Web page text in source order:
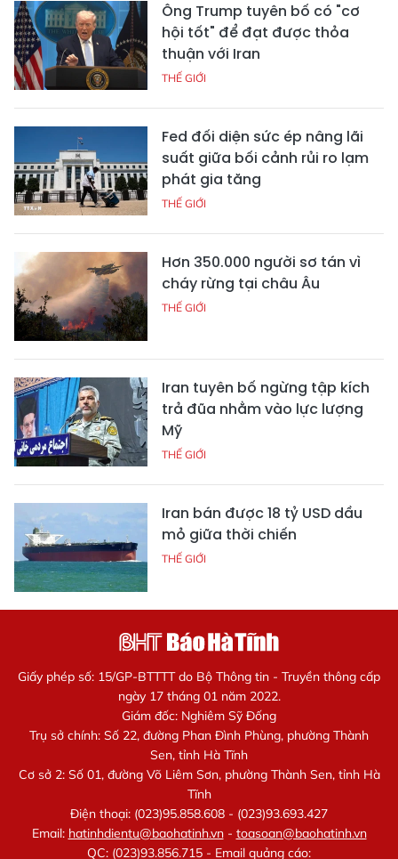
Ông Trump tuyên bố có "cơ
hội tốt" để đạt được thỏa
thuận với Iran
THẾ GIỚI
Fed đối diện sức ép nâng lãi
suất giữa bối cảnh rủi ro lạm
phát gia tăng
THẾ GIỚI
Hơn 350.000 người sơ tán vì
cháy rừng tại châu Âu
THẾ GIỚI
Iran tuyên bố ngừng tập kích
trả đũa nhằm vào lực lượng
Mỹ
THẾ GIỚI
Iran bán được 18 tỷ USD dầu
mỏ giữa thời chiến
THẾ GIỚI
Giấy phép số: 15/GP-BTTTT do Bộ Thông tin - Truyền thông cấp
ngày 17 tháng 01 năm 2022.
Giám đốc: Nghiêm Sỹ Đống
Trụ sở chính: Số 22, đường Phan Đình Phùng, phường Thành
Sen, tỉnh Hà Tĩnh
Cơ sở 2: Số 01, đường Võ Liêm Sơn, phường Thành Sen, tỉnh Hà
Tĩnh
Điện thoại: (023)95.858.608 - (023)93.693.427
Email: hatinhdientu@baohatinh.vn- toasoan@baohatinh.vn
QC: (023)93.856.715 - Email quảng cáo: